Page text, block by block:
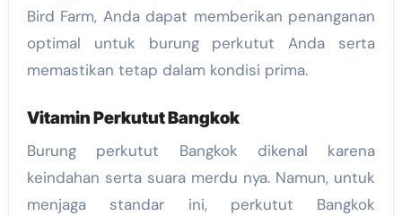
Bird Farm, Anda dapat memberikan penanganan
optimal untuk burung perkutut Anda serta
memastikan tetap dalam kondisi prima.
Vitamin Perkutut Bangkok
Burung perkutut Bangkok dikenal karena
keindahan serta suara merdu nya. Namun, untuk
menjaga standar ini, perkutut Bangkok